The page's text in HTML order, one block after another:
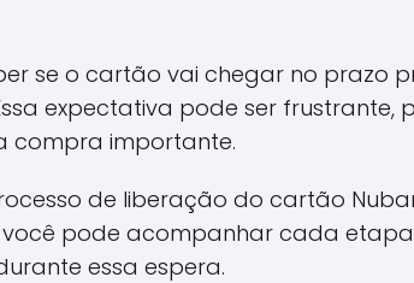
se o cartão vai chegar no prazo
expectativa pode ser frustrante,
compra importante.
de liberação do cartão
pode acompanhar cada
essa espera.